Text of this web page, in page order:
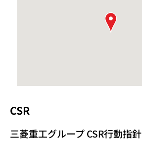
CSR
三菱重工グループ CSR行動指針